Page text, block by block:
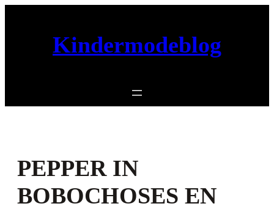
Kindermodeblog
PEPPER IN
BOBOCHOSES EN